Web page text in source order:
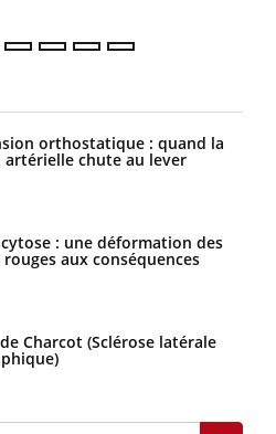
orthostatique : quand la
artérielle chute au lever
: une déformation des
aux conséquences
Charcot (Sclérose latérale